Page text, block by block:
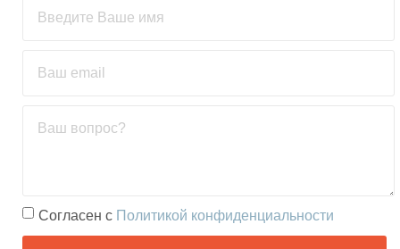
Terms
Согласен с Политикой конфиденциальности